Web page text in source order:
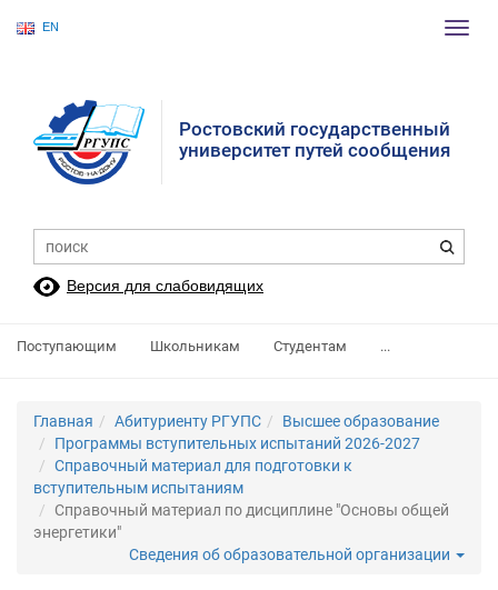
EN
Ростовский государственный
университет путей сообщения
Версия для слабовидящих
Поступающим Школьникам Студентам ...
Главная Абитуриенту РГУПС
Высшее образование
Программы вступительных испытаний 2026-2027
Справочный материал для подготовки к
вступительным испытаниям
Справочный материал по дисциплине "Основы общей
энергетики"
Сведения об образовательной организации